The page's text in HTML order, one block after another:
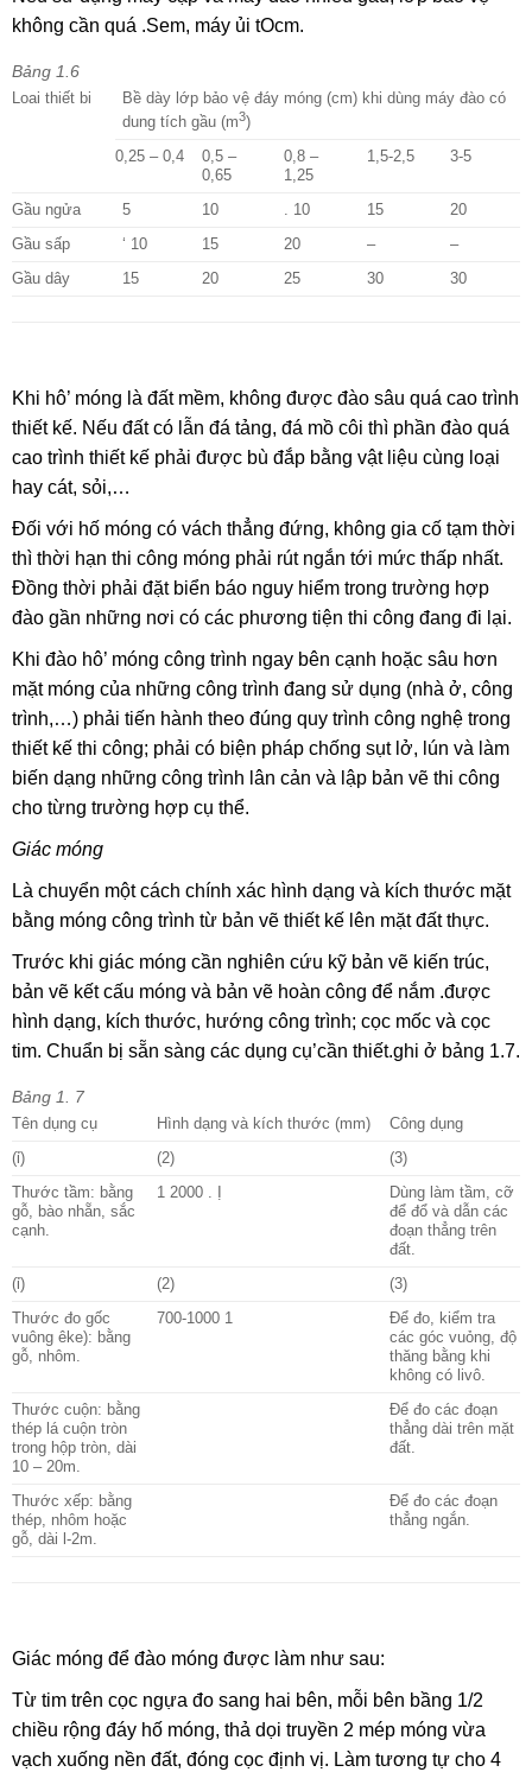
không cần quá .Sem, máy ủi tOcm.
Bảng 1.6
Loai thiết bi
Bề dày lớp bảo vệ đáy móng (cm) khi dùng máy đào có
dung tích gầu (m3)
0,25 – 0,4
0,5 –
0,65
0,8 –
1,25
1,5-2,5 3-5
Gầu ngửa 5 10 . 10 15
20
Gầu sấp
‘ 10 15 20 –
–
Gầu dây
15 20 25 30 30
Khi hô’ móng là đất mềm, không được đào sâu quá cao trình
thiết kế. Nếu đất có lẫn đá tảng, đá mồ côi thì phần đào quá
cao trình thiết kế phải được bù đắp bằng vật liệu cùng loại
hay cát, sỏi,…
Đối với hố móng có vách thẳng đứng, không gia cố tạm thời
thì thời hạn thi công móng phải rút ngắn tới mức thấp nhất.
Đồng thời phải đặt biển báo nguy hiểm trong trường hợp
đào gần những nơi có các phương tiện thi công đang đi lại.
Khi đào hô’ móng công trình ngay bên cạnh hoặc sâu hơn
mặt móng của những công trình đang sử dụng (nhà ở, công
trình,…) phải tiến hành theo đúng quy trình công nghệ trong
thiết kế thi công; phải có biện pháp chống sụt lở, lún và làm
biến dạng những công trình lân cản và lập bản vẽ thi công
cho từng trường hợp cụ thể.
Giác móng
Là chuyển một cách chính xác hình dạng và kích thước mặt
bằng móng công trình từ bản vẽ thiết kế lên mặt đất thực.
Trước khi giác móng cần nghiên cứu kỹ bản vẽ kiến trúc,
bản vẽ kết cấu móng và bản vẽ hoàn công để nắm .được
hình dạng, kích thước, hướng công trình; cọc mốc và cọc
tim. Chuẩn bị sẵn sàng các dụng cụ’cần thiết.ghi ở bảng 1.7.
Bảng 1. 7
Tên dụng cụ Hình dạng và kích thước (mm)
Công dụng
(ỉ)
(2)
(3)
Thước tầm: bằng
gỗ, bào nhẵn, sắc
cạnh.
1 2000 .
Dùng làm tầm, cỡ
để đổ vàdẫn các
đoạn thẳng trên
đất.
(ỉ)
(2)
(3)
Thước đo gốc
vuông êke): bằng
gỗ, nhôm.
700-1000 1
Để đo, kiểm tra
các góc vuỏng, độ
thăng bằng khi
không có livô.
Thước cuộn: bằng
thép lá cuộn tròn
trong hộp tròn, dài
10 – 20m.
Để đo các đoạn
thẳng dài trên mặt
đất.
Thước xếp: bằng
thép, nhôm hoặc
gỗ, dài l-2m.
Để đo các đoạn
thẳng ngắn.
Giác móng để đào móng được làm như sau:
Từ tim trên cọc ngựa đo sang hai bên, mỗi bên bầng 1/2
chiều rộng đáy hố móng, thả dọi truyền 2 mép móng vừa
vạch xuống nền đất, đóng cọc định vị. Làm tương tự cho 4